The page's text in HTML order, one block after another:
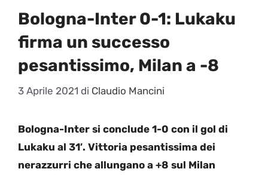
Bologna-Inter 0-1: Lukaku
firma un successo
pesantissimo, Milan a -8
3 Aprile 2021 di Claudio Mancini
Bologna-Inter si conclude 1-0 con il gol di
Lukaku al 31′. Vittoria pesantissima dei
nerazzurri che allungano a +8 sul Milan